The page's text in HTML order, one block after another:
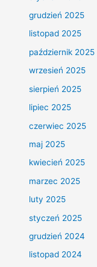
grudzień 2025
listopad 2025
październik 2025
wrzesień 2025
sierpień 2025
lipiec 2025
czerwiec 2025
maj 2025
kwiecień 2025
marzec 2025
luty 2025
styczeń 2025
grudzień 2024
listopad 2024